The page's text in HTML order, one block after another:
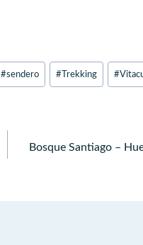
#sendero # Trekking #
Bosque Santiago –